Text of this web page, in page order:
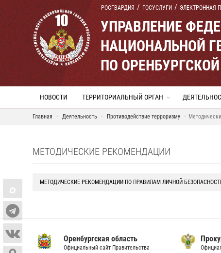
РОСГВАРДИЯ ГОСУСЛУГИ ЭЛЕКТРОННАЯ
УПРАВЛЕНИЕ
НАЦИОНАЛЬНОЙ
ПО
НОВОСТИ ТЕРРИТОРИАЛЬНЫЙ ОРГАН
Главная Деятельность Противодействие терроризму
МЕТОДИЧЕСКИЕ РЕКОМЕНДАЦИИ
МЕТОДИЧЕСКИЕ РЕКОМЕНДАЦИИ ПО ПРАВИЛАМ ЛИЧНОЙ
Оренбургская область
Официальный сайт Правительства